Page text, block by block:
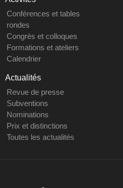
Conférences et tables
rondes
Congrès et colloques
Formations et ateliers
Calendrier
Actualités
Revue de presse
Subventions
Nominations
Prix et distinctions
Toutes les actualités